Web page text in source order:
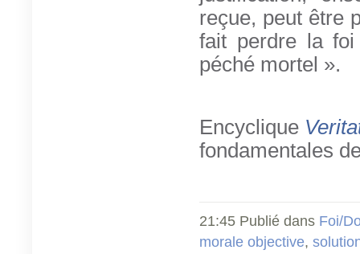
reçue, peut être
fait perdre la
péché mortel ».
Encyclique
fondamentales
21:45 Publié dans Foi/
morale objective,